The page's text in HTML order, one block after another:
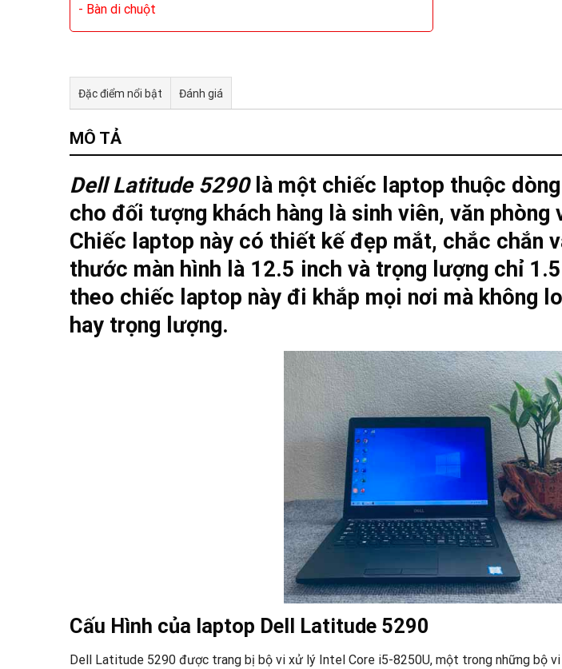
- Bàn di chuột
Đặc điểm nổi bật Đánh giá
MÔ TẢ
Dell Latitude 5290là một chiếc laptop thuộc
cho đối tượng khách hàng là sinh viên, văn phòng
Chiếc laptop này có thiết kế đẹp mắt, chắc chắn
thước màn hình là 12.5 inch và trọng lượng chỉ
theo chiếc laptop này đi khắp mọi nơi mà không
hay trọng lượng.
Cấu Hình của laptop Dell Latitude 5290
Dell Latitude 5290 được trang bị bộ vi xử lý Intel Core i5-8250U, một trong những bộ